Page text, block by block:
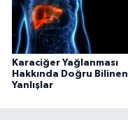
Karaciğer Yağlanması
Hakkında Doğru Bilinen
Yanlışlar